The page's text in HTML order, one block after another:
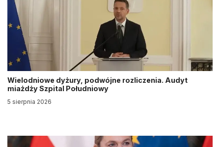
Wielodniowe dyżury, podwójne rozliczenia. Audyt
miażdży Szpital Południowy
5 sierpnia 2026